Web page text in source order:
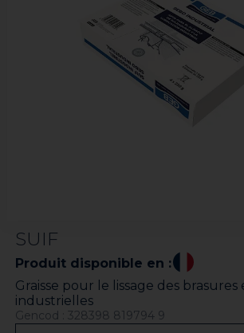
SUIF
Produit disponible en :
Graisse pour le lissage des
industrielles
Gencod : 328398 819794 9